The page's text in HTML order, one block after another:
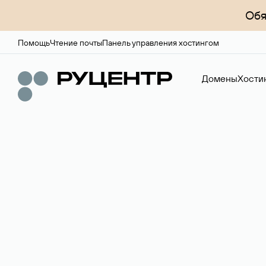
ПомощьЧтение почтыПанель управления хостингом
Домены